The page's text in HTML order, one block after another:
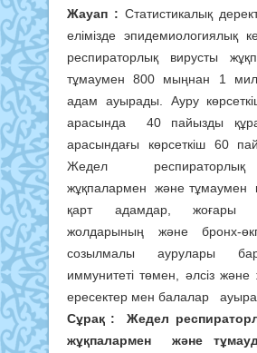
Жауап : Статистикалық
елімізде эпидемиологиялық
респираторлық вирусты
тұмаумен 800 мыңнан 1
адам ауырады. Ауру
арасында 40 пайызды
арасындағы көрсеткіш 60
Жедел
жұқпалармен және тұмаумен
қарт адамдар, жоғары
жолдарының және бронх-
созылмалы аурулары
иммунитеті төмен, әлсіз және
ересектер мен балалар
Сұрақ :Жедел
жұқпалармен және